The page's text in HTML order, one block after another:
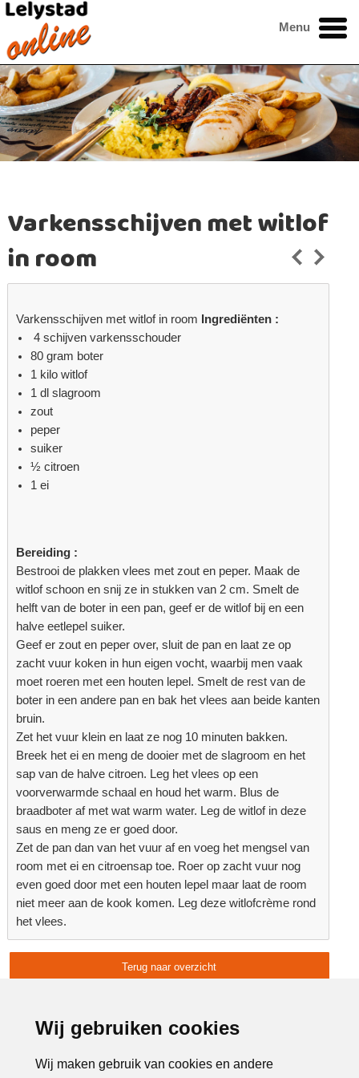
Wij gebruiken cookies
Wij maken gebruik van cookies en andere
Menu
Varkensschijven met witlof
in room
Varkensschijven met witlof in room
Ingrediënten :
4 schijven varkensschouder
80 gram boter
1 kilo witlof
1 dl slagroom
zout
peper
suiker
½ citroen
1 ei
Bereiding :
Bestrooi de plakken vlees met zout en peper. Maak de
witlof schoon en snij ze in stukken van 2 cm. Smelt de
helft van de boter in een pan, geef er de witlof bij en een
halve eetlepel suiker.
Geef er zout en peper over, sluit de pan en laat ze op
zacht vuur koken in hun eigen vocht, waarbij men vaak
moet roeren met een houten lepel. Smelt de rest van de
boter in een andere pan en bak het vlees aan beide kanten
bruin.
Zet het vuur klein en laat ze nog 10 minuten bakken.
Breek het ei en meng de dooier met de slagroom en het
sap van de halve citroen. Leg het vlees op een
voorverwarmde schaal en houd het warm. Blus de
braadboter af met wat warm water. Leg de witlof in deze
saus en meng ze er goed door.
Zet de pan dan van het vuur af en voeg het mengsel van
room met ei en citroensap toe. Roer op zacht vuur nog
even goed door met een houten lepel maar laat de room
niet meer aan de kook komen. Leg deze witlofcrème rond
het vlees.
Terug naar overzicht
Advertentie: